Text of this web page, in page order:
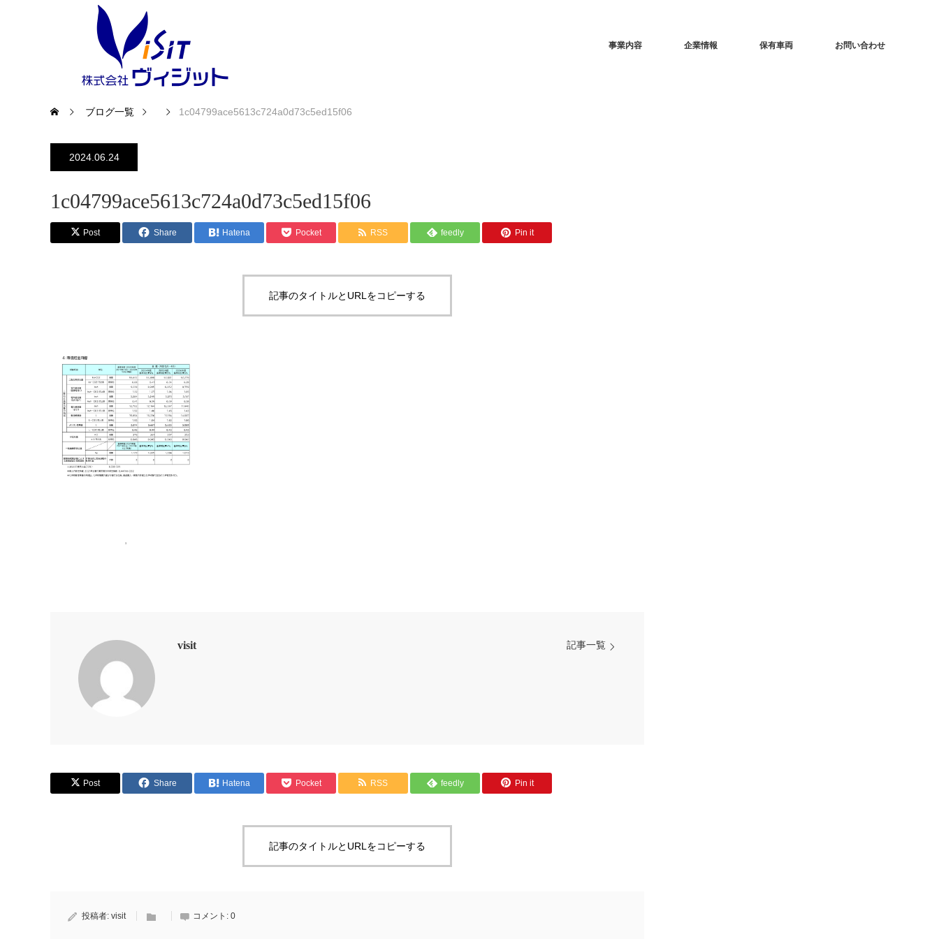
事業内容 企業情報 保有車両 お問い合わせ
ブログ一覧 1c04799ace5613c724a0d73c5ed15f06
2024.06.24
1c04799ace5613c724a0d73c5ed15f06
Post Share Hatena Pocket RSS feedly Pin it
記事のタイトルとURLをコピーする
visit 記事一覧
Post Share Hatena Pocket RSS feedly Pin it
記事のタイトルとURLをコピーする
投稿者: visit コメント: 0